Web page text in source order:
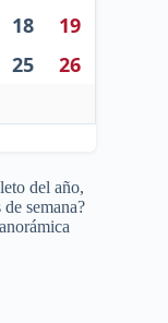
18
19
25
26
del año,
semana?